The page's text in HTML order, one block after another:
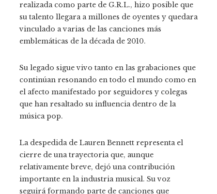
realizada como parte de G.R.L., hizo posible que
su talento llegara a millones de oyentes y quedara
vinculado a varias de las canciones más
emblemáticas de la década de 2010.
Su legado sigue vivo tanto en las grabaciones que
continúan resonando en todo el mundo como en
el afecto manifestado por seguidores y colegas
que han resaltado su influencia dentro de la
música pop.
La despedida de Lauren Bennett representa el
cierre de una trayectoria que, aunque
relativamente breve, dejó una contribución
importante en la industria musical. Su voz
seguirá formando parte de canciones que